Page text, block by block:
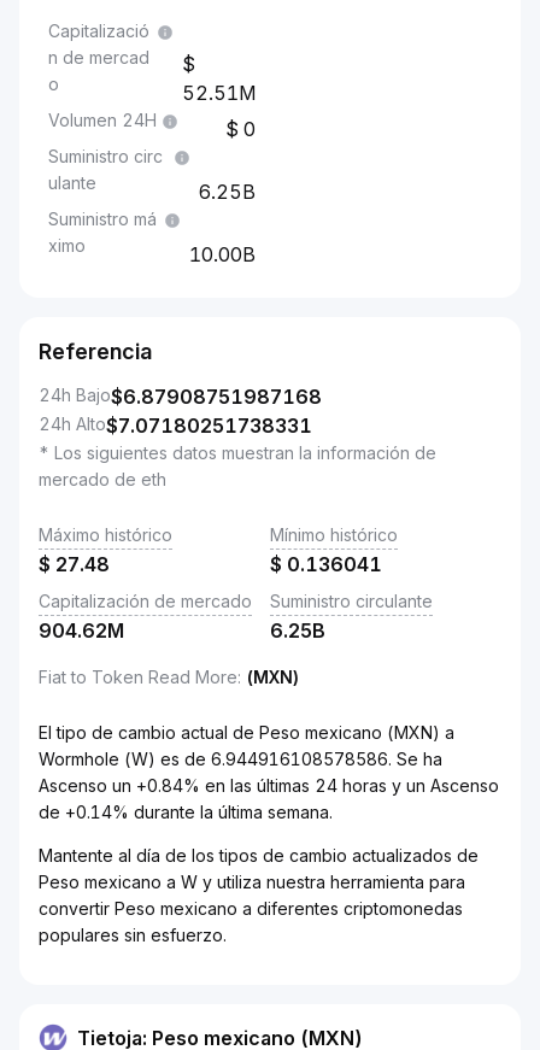
Capitalizació
n de mercad
o
52.51M
Volumen 24H 0
Suministro circ
ulante
6.25B
Suministro má
ximo
10.00B
Referencia
24h Bajo$6.87908751987168
24h Alto$7.07180251738331
* Los siguientes datos muestran la información de
mercado de eth
Máximo histórico
$ 27.48
Mínimo histórico
$ 0.136041
Capitalización de mercado
904.62M
Suministro circulante
6.25B
Fiat to Token Read More: (MXN)
El tipo de cambio actual de Peso mexicano (MXN) a
Wormhole (W) es de 6.944916108578586. Se ha
Ascenso un +0.84% en las últimas 24 horas y un Ascenso
de +0.14% durante la última semana.
Mantente al día de los tipos de cambio actualizados de
Peso mexicano a W y utiliza nuestra herramienta para
convertir Peso mexicano a diferentes criptomonedas
populares sin esfuerzo.
Tietoja: Peso mexicano (MXN)